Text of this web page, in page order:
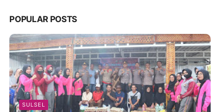
POPULAR POSTS
SULSEL